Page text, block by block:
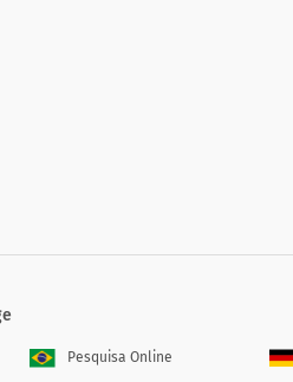
Pesquisa Online